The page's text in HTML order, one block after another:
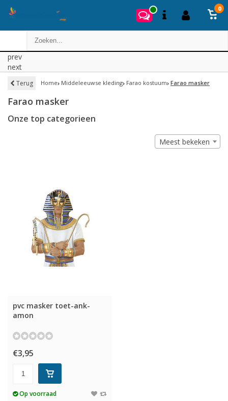
0
prev
next
Terug Home Middeleeuwse kleding Farao kostuum Farao masker
Farao masker
Onze top categorieen
Meest bekeken
pvc masker toet-ank-
amon
€3,95
Op voorraad